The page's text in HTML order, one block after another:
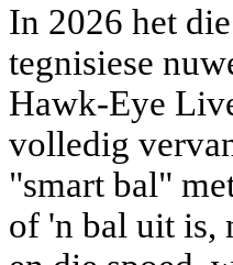
In 2026 het
tegnisiese
Hawk-Eye
volledig
"smart bal"
of 'n bal uit is,